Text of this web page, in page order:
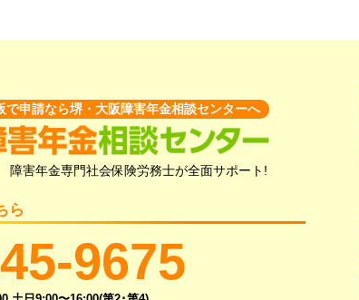
で申請なら堺・大阪障害年金相談センターへ
害年金専門社会保険労務士が全面サポート!
ら
9675